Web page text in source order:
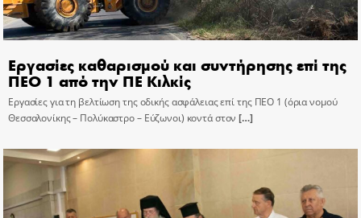
Εργασίες καθαρισμού και συντήρησης επί της
ΠΕΟ 1 από την ΠΕ Κιλκίς
Εργασίες για τη βελτίωση της οδικής ασφάλειας επί της ΠΕΟ 1 (όρια νομού
Θεσσαλονίκης – Πολύκαστρο – Εύζωνοι) κοντά στον […]